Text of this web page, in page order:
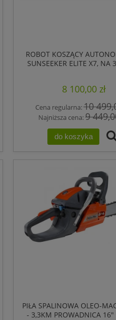
ROBOT KOSZĄCY
SUNSEEKER ELITE X7, NA
8 100,00 zł
Cena regularna:10
Najniższa cena:9
do koszyka
PIŁA SPALINOWA OLEO-
- 3,3KM PROWADNICA 16"